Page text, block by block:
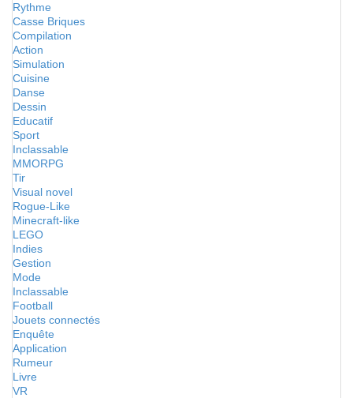
Rythme
Casse Briques
Compilation
Action
Simulation
Cuisine
Danse
Dessin
Educatif
Sport
Inclassable
MMORPG
Tir
Visual novel
Rogue-Like
Minecraft-like
LEGO
Indies
Gestion
Mode
Inclassable
Football
Jouets connectés
Enquête
Application
Rumeur
Livre
VR